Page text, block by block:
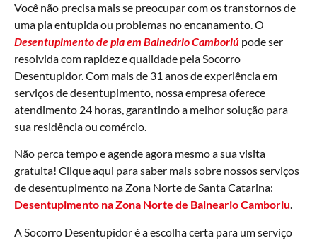
Você não precisa mais se preocupar com os transtornos de
uma pia entupida ou problemas no encanamento. O
Desentupimento de pia em Balneário Camboriú pode ser
resolvida com rapidez e qualidade pela Socorro
Desentupidor. Com mais de 31 anos de experiência em
serviços de desentupimento, nossa empresa oferece
atendimento 24 horas, garantindo a melhor solução para
sua residência ou comércio.
Não perca tempo e agende agora mesmo a sua visita
gratuita! Clique aqui para saber mais sobre nossos serviços
de desentupimento na Zona Norte de Santa Catarina:
Desentupimento na Zona Norte de Balneario Camboriu.
A Socorro Desentupidor é a escolha certa para um serviço